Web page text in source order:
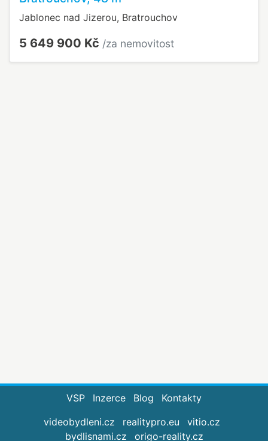
Jablonec nad Jizerou, Bratrouchov
5 649 900 Kč /za nemovitost
VSP Inzerce Blog
Kontakty
videobydleni.cz
realitypro.eu
vitio.cz
bydlisnami.cz
origo-reality.cz